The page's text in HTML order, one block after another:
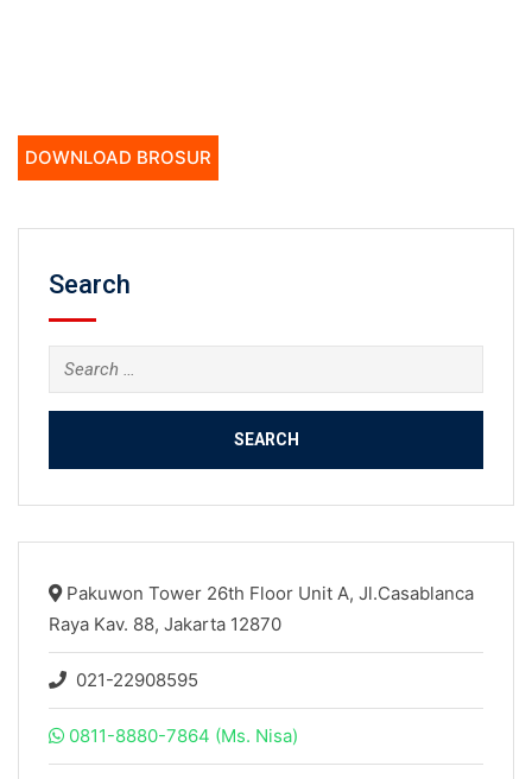
DOWNLOAD BROSUR
Search
Search
for:
Pakuwon Tower 26th Floor Unit A, Jl.Casablanca
Raya Kav. 88, Jakarta 12870
021-22908595
0811-8880-7864 (Ms. Nisa)